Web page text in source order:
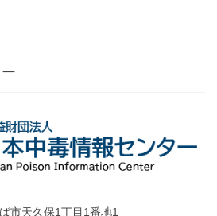
市天久保1丁目1番地1